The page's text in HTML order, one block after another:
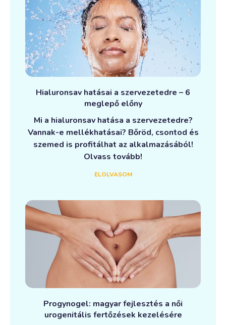
Hialuronsav hatásai a szervezetedre – 6
meglepő előny
Mi a hialuronsav hatása a szervezetedre?
Vannak-e mellékhatásai? Bőröd, csontod és
szemed is profitálhat az alkalmazásából!
Olvass tovább!
ELOLVASOM
Progynogel: magyar fejlesztés a női
urogenitális fertőzések kezelésére